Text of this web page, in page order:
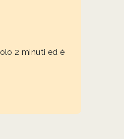
2 minuti ed è